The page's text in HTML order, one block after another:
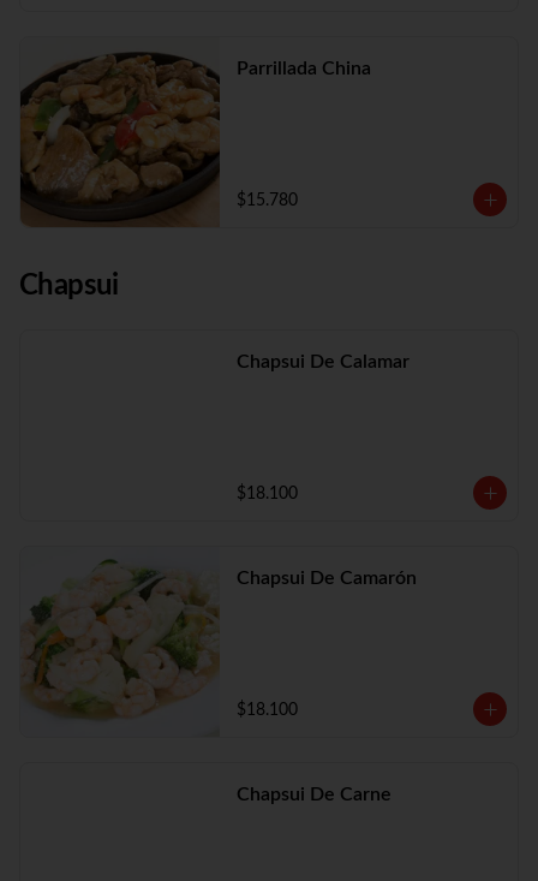
Parrillada China
$15.780
Chapsui
Chapsui De Calamar
$18.100
Chapsui De Camarón
$18.100
Chapsui De Carne